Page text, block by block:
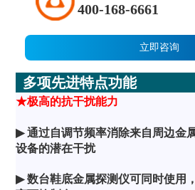
400-168-6661
立即咨询
多项先进特点功能
★极高的抗干扰能力
▶ 通过自调节频率消除来自周边金
设备的潜在干扰
▶ 数台鞋底金属探测仪可同时使用